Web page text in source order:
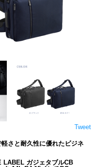
Tweet
さと耐久性に優れたビジネ
LABEL ガジェタブルCB